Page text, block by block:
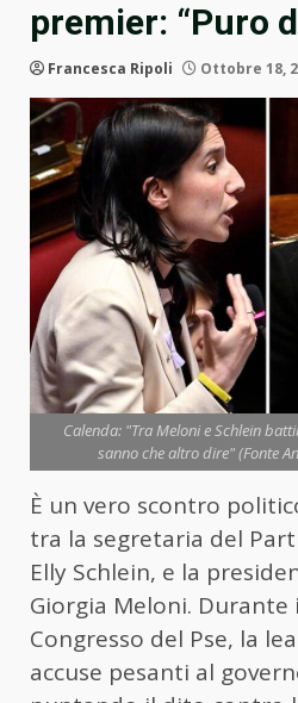
premier: “Puro
Francesca Ripoli Ottobre 18,
Calenda: "Tra Meloni e Schlein
sanno che altro dire" (Fonte
È un vero scontro
tra la segretaria del
Elly Schlein, e la
Giorgia Meloni.
Congresso del Pse, la
accuse pesanti al